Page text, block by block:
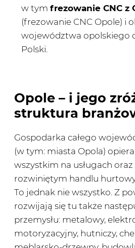
w tym frezowanie CNC z
(frezowanie CNC Opole) i
województwa opolskiego
Polski.
Opole – i jego
struktura
Gospodarka całego
(w tym: miasta Opola)
wszystkim na usługach
rozwiniętym handlu
To jednak nie wszystko. Z
rozwijają się tu także
przemysłu: metalowy,
motoryzacyjny, hutniczy,